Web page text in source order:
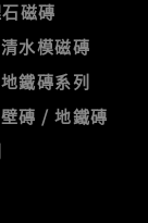
磁磚
清水模磁磚
地鐵磚系列
壁磚 / 地鐵磚